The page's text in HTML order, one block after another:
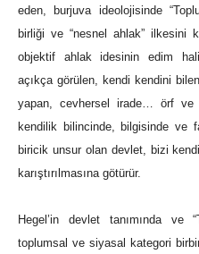
eden, burjuva ideolojisinde
birliği ve “nesnel ahlak” ilkesini
objektif ahlak idesinin edim
açıkça görülen, kendi kendini
yapan, cevhersel irade… örf ve
kendilik bilincinde, bilgisinde ve
biricik unsur olan devlet, bizi
karıştırılmasına götürür.
Hegel’in devlet tanımında ve
toplumsal ve siyasal kategori